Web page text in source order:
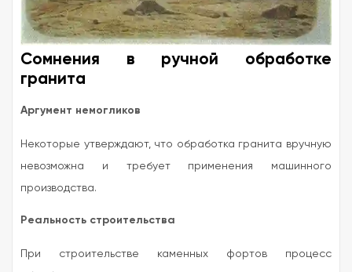
Сомнения в ручной обработке
гранита
Аргумент немогликов
Некоторые утверждают, что обработка гранита вручную
невозможна и требует применения машинного
производства.
Реальность строительства
При строительстве каменных фортов процесс